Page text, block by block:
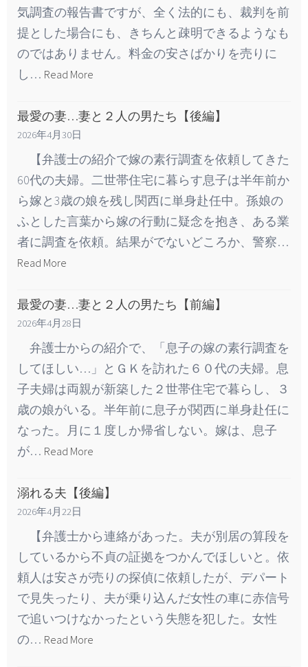
気調査の報告書ですが、全く法的にも、裁判を前
提とした場合にも、きちんと疎明できるようなも
のではありません。料金の安さばかりを売りに
し… Read More
最愛の妻…妻と２人の男たち【後編】
2026年4月30日
【弁護士の紹介で嫁の素行調査を依頼してきた
60代の夫婦。二世帯住宅に暮らす息子は半年前か
ら嫁と3歳の娘を残し関西に単身赴任中。孫娘の
ふとした言葉から嫁の行動に疑念を抱き、ある業
者に調査を依頼。結果がでないどころか、警察…
Read More
最愛の妻…妻と２人の男たち【前編】
2026年4月28日
弁護士からの紹介で、「息子の嫁の素行調査を
してほしい…」とＧＫを訪れた６０代の夫婦。息
子夫婦は両親が新築した２世帯住宅で暮らし、３
歳の娘がいる。半年前に息子が関西に単身赴任に
なった。月に１度しか帰省しない。嫁は、息子
が… Read More
溺れる夫【後編】
2026年4月22日
【弁護士から連絡があった。夫が別居の算段を
しているから不貞の証拠をつかんでほしいと。依
頼人は安さが売りの探偵に依頼したが、デパート
で見失ったり、夫が乗り込んだ女性の車に赤信号
で追いつけなかったという失態を犯した。女性
の… Read More